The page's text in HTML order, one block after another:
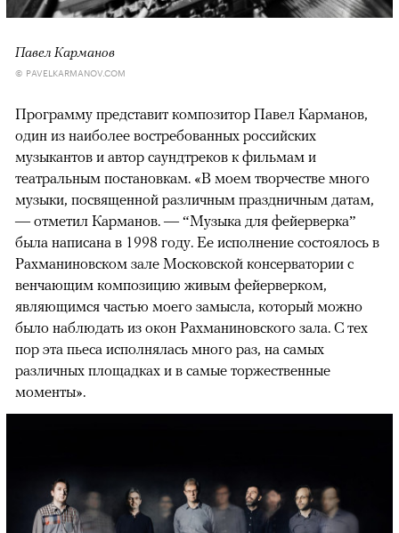
Павел Карманов
© PAVELKARMANOV.COM
Программу представит композитор Павел Карманов,
один из наиболее востребованных российских
музыкантов и автор саундтреков к фильмам и
театральным постановкам. «В моем творчестве много
музыки, посвященной различным праздничным датам,
— отметил Карманов. — “Музыка для фейерверка”
была написана в 1998 году. Ее исполнение состоялось в
Рахманиновском зале Московской консерватории с
венчающим композицию живым фейерверком,
являющимся частью моего замысла, который можно
было наблюдать из окон Рахманиновского зала. С тех
пор эта пьеса исполнялась много раз, на самых
различных площадках и в самые торжественные
моменты».